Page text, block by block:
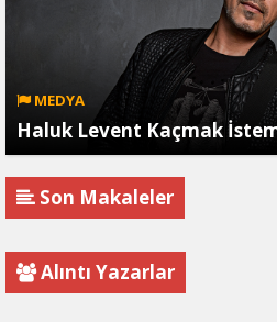
MEDYA
Haluk Levent Kaçmak
Son Makaleler
Alıntı Yazarlar